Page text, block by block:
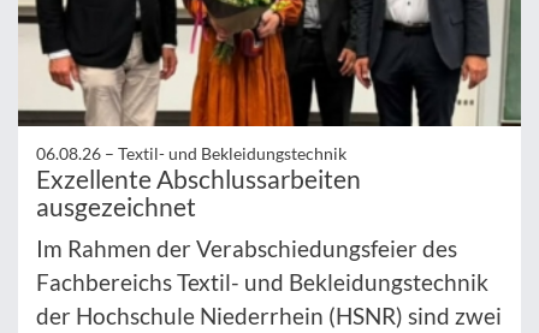
06.08.26 – Textil- und Bekleidungstechnik
Exzellente Abschlussarbeiten
ausgezeichnet
Im Rahmen der Verabschiedungsfeier des
Fachbereichs Textil- und Bekleidungstechnik
der Hochschule Niederrhein (HSNR) sind zwei